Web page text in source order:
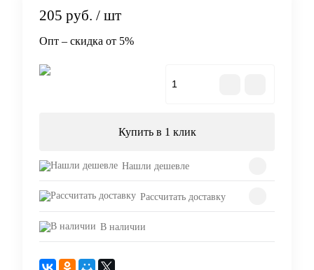
205 руб. / шт
Опт – скидка от 5%
Купить в 1 клик
Нашли дешевле
Рассчитать доставку
В наличии